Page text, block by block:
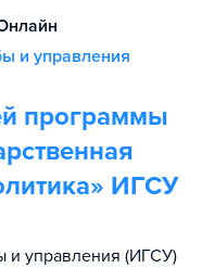
и управления
программы
ИГСУ
и управления (ИГСУ)